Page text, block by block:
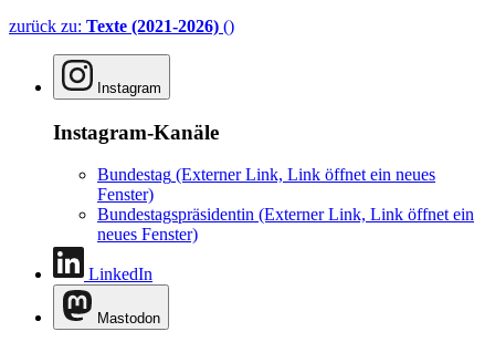
zurück zu: Texte (2021-2026) ()
Instagram
Instagram-Kanäle
Bundestag (Externer Link, Link öffnet ein neues
Fenster)
Bundestagspräsidentin (Externer Link, Link öffnet ein
neues Fenster)
LinkedIn
Mastodon